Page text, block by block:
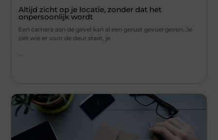
Altijd zicht op je locatie, zonder dat het
onpersoonlijk wordt
Een camera aan de gevel kan al een gerust gevoel geven. Je
ziet wie er voor de deur staat, je